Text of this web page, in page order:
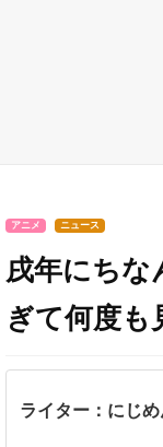
アニメ ニュース
戌年にちな
ぎて何度も
ライター：にじ